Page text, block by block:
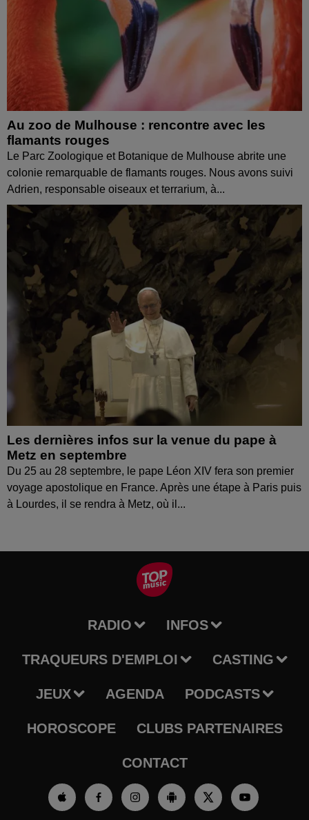
Au zoo de Mulhouse : rencontre avec les
flamants rouges
Le Parc Zoologique et Botanique de Mulhouse abrite une
colonie remarquable de flamants rouges. Nous avons suivi
Adrien, responsable oiseaux et terrarium, à...
Les dernières infos sur la venue du pape à
Metz en septembre
Du 25 au 28 septembre, le pape Léon XIV fera son premier
voyage apostolique en France. Après une étape à Paris puis
à Lourdes, il se rendra à Metz, où il...
RADIO INFOS
TRAQUEURS D'EMPLOI CASTING
JEUX AGENDA PODCASTS
HOROSCOPE CLUBS PARTENAIRES
CONTACT